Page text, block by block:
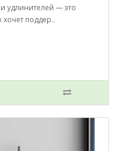
удлинителей — это
хочет поддер..